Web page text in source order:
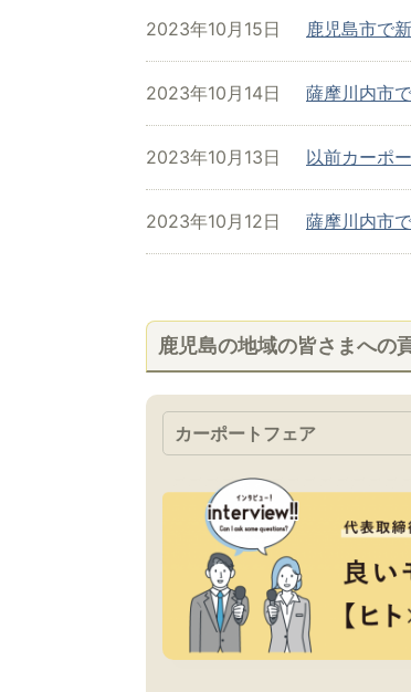
鹿児島市で
2023年10月15日
薩摩川内市
2023年10月14日
以前カーポ
2023年10月13日
薩摩川内市
2023年10月12日
鹿児島の地域の皆さまへの
カーポートフェア